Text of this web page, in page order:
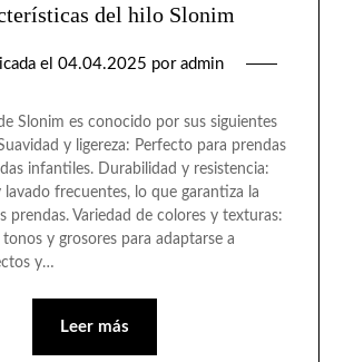
del hilo Slonim
el 04.04.2025 por admin
Slonim es conocido por sus siguientes
y ligereza: Perfecto para prendas
infantiles. Durabilidad y resistencia:
frecuentes, lo que garantiza la
prendas. Variedad de colores y texturas:
y grosores para adaptarse a
y…
Leer más